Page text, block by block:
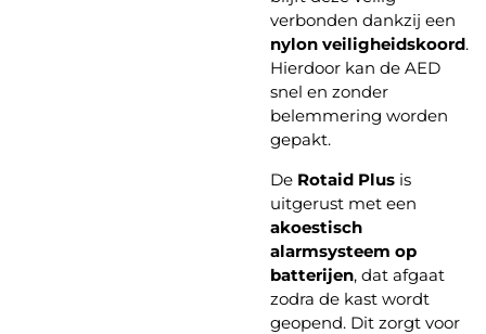
verbonden dankzij een
nylon veiligheidskoord.
Hierdoor kan de AED
snel en zonder
belemmering worden
gepakt.
De Rotaid Plus is
uitgerust met een
akoestisch
alarmsysteem op
batterijen, dat afgaat
zodra de kast wordt
geopend. Dit zorgt voor